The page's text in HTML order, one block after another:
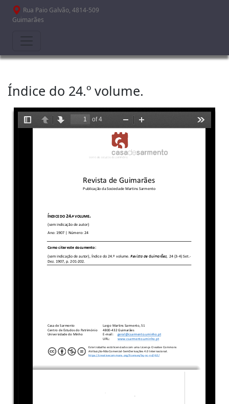
Passar para o conteúdo principal
Rua Paio Galvão, 4814-509
Guimarães
Índice do 24.º volume.